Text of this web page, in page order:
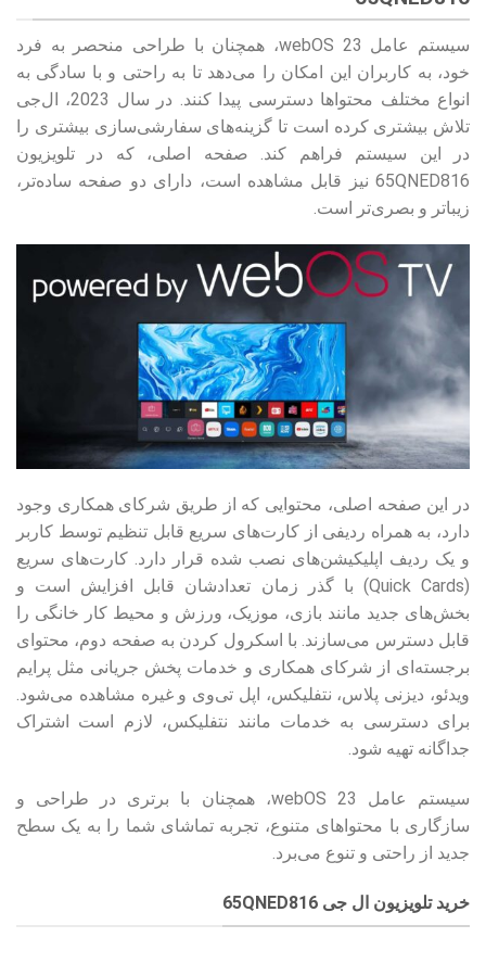
سیستم عامل webOS 23، همچنان با طراحی منحصر به فرد
خود، به کاربران این امکان را می‌دهد تا به راحتی و با سادگی به
انواع مختلف محتواها دسترسی پیدا کنند. در سال 2023، ال‌جی
تلاش بیشتری کرده است تا گزینه‌های سفارشی‌سازی بیشتری را
در این سیستم فراهم کند. صفحه اصلی، که در تلویزیون
65QNED816 نیز قابل مشاهده است، دارای دو صفحه ساده‌تر،
زیبا‌تر و بصری‌تر است.
در این صفحه اصلی، محتوایی که از طریق شرکای همکاری وجود
دارد، به همراه ردیفی از کارت‌های سریع قابل تنظیم توسط کاربر
و یک ردیف اپلیکیشن‌های نصب شده قرار دارد. کارت‌های سریع
(Quick Cards) با گذر زمان تعدادشان قابل افزایش است و
بخش‌های جدید مانند بازی، موزیک، ورزش و محیط کار خانگی را
قابل دسترس می‌سازند. با اسکرول کردن به صفحه دوم، محتوای
برجسته‌ای از شرکای همکاری و خدمات پخش جریانی مثل پرایم
ویدئو، دیزنی پلاس، نتفلیکس، اپل تی‌وی و غیره مشاهده می‌شود.
برای دسترسی به خدمات مانند نتفلیکس، لازم است اشتراک
جداگانه تهیه شود.
سیستم عامل webOS 23، همچنان با برتری در طراحی و
سازگاری با محتواهای متنوع، تجربه تماشای شما را به یک سطح
جدید از راحتی و تنوع می‌برد.
خرید تلویزیون ال جی 65QNED816